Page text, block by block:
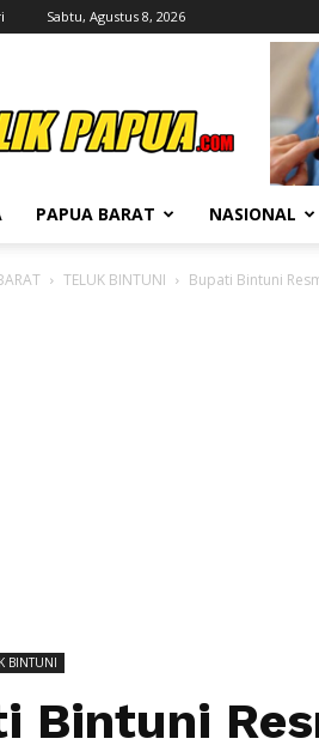
Sabtu, Agustus 8, 2026
PAPUA BARAT NASIONAL
TELUK BINTUNI Bupati Bintuni
BINTUNI
Bintuni